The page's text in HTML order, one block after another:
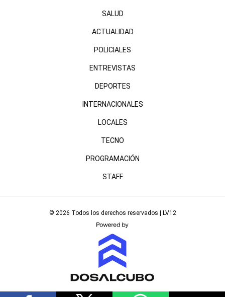
SALUD
ACTUALIDAD
POLICIALES
ENTREVISTAS
DEPORTES
INTERNACIONALES
LOCALES
TECNO
PROGRAMACIÓN
STAFF
© 2026 Todos los derechos reservados | LV12